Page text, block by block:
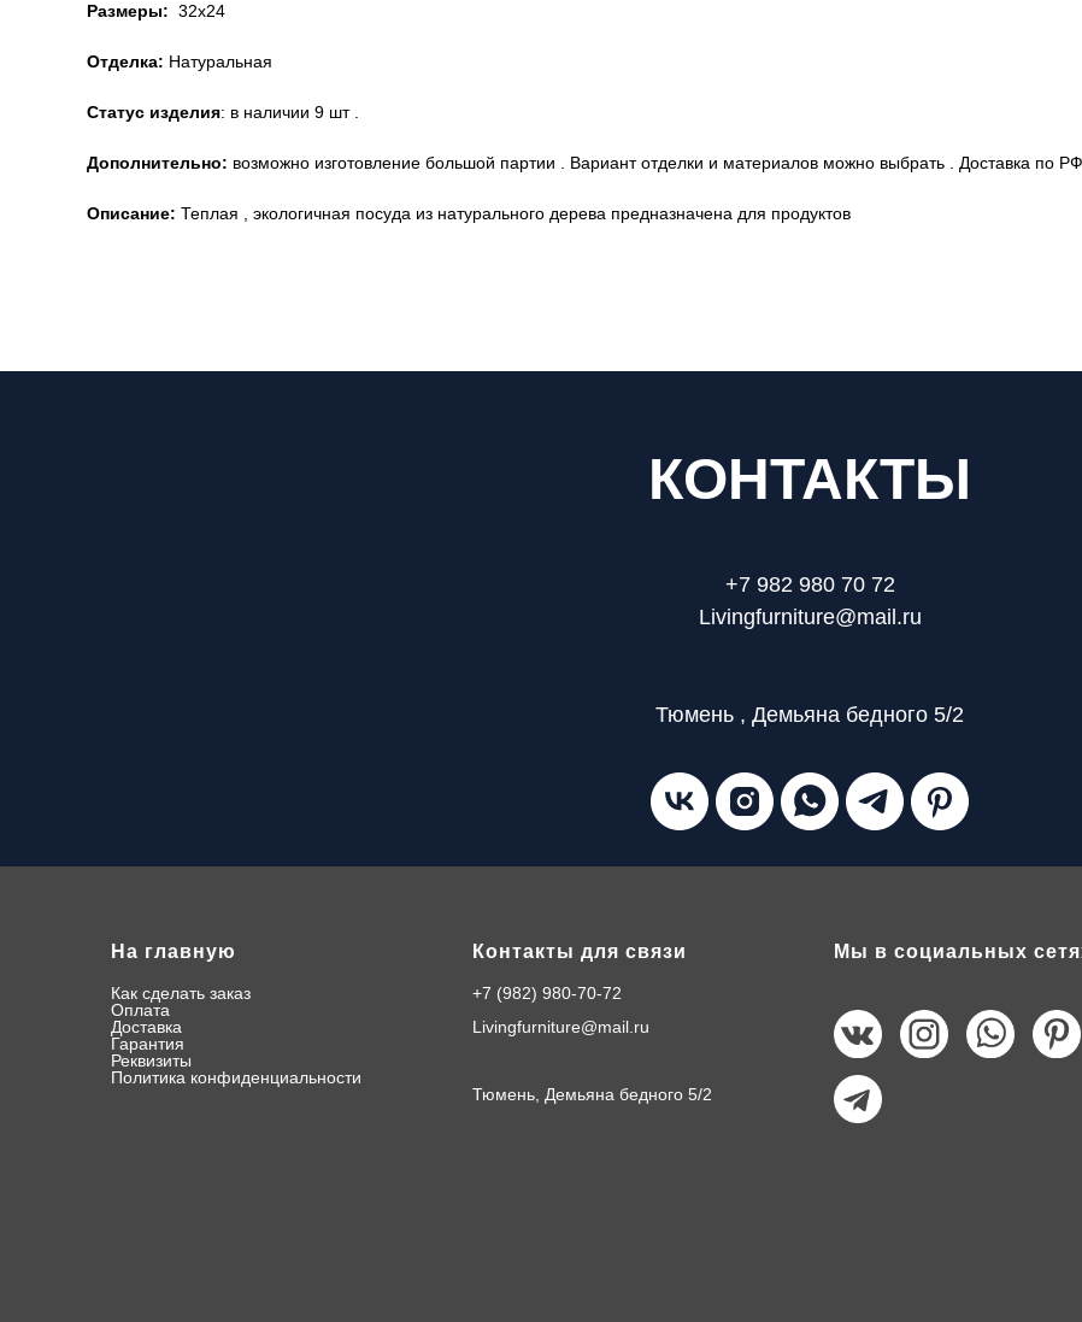
Размеры: 32х24
Отделка: Натуральная
Статус изделия: в наличии 9 шт .
Дополнительно: возможно изготовление большой партии . Вариант отделки и материалов можно выбрать . Доставка по
Описание: Теплая , экологичная посуда из натурального дерева предназначена для продуктов
КОНТАКТЫ
+7 982 980 70 72
Livingfurniture@mail.ru
Тюмень , Демьяна бедного 5/2
Контакты для связи
+7 (982) 980-70-72
Livingfurniture@mail.ru
Тюмень, Демьяна бедного 5/2
На главную
Как сделать заказ
Оплата
Доставка
Гарантия
Реквизиты
Политика конфиденциальности
Мы в социальных